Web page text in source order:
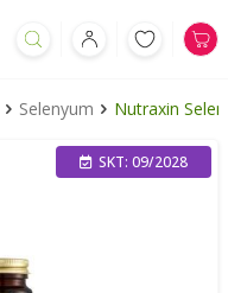
Selenyum Nutraxin
SKT: 09/2028